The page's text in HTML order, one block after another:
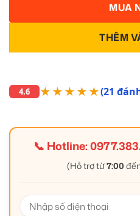
THÊM
MUA
4.6 ★★★★★(21
📞 Hotline:
(Hỗ trợ từ7:00